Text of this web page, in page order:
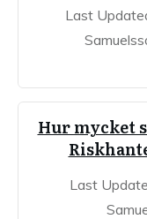
Last
Hur mycket
Last